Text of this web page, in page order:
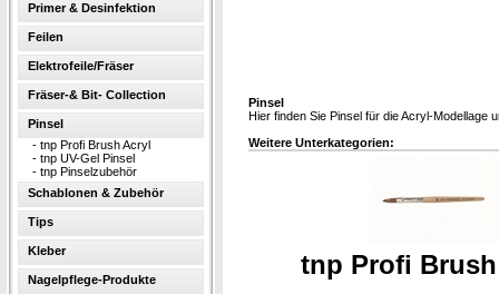
Primer & Desinfektion
Feilen
Elektrofeile/Fräser
Fräser-& Bit- Collection
Pinsel
- tnp Profi Brush Acryl
- tnp UV-Gel Pinsel
- tnp Pinselzubehör
Schablonen & Zubehör
Tips
Kleber
Nagelpflege-Produkte
Pinsel
Hier finden Sie Pinsel für die Acryl-Modellage
Weitere Unterkategorien:
tnp Profi